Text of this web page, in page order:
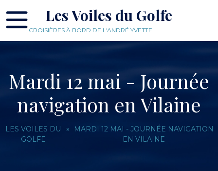
Les Voiles du Golfe
CROISIÈRES À BORD DE L'ANDRÉ YVETTE
Mardi 12 mai - Journée
navigation en Vilaine
LES VOILES DU
GOLFE
»
MARDI 12 MAI - JOURNÉE NAVIGATION
EN VILAINE